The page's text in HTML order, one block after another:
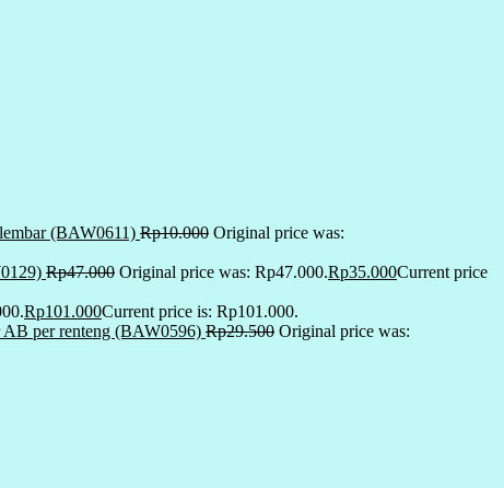
(BAW0611) Rp10.000 Original price was:
Rp47.000 Original price was: Rp47.000.Rp35.000Current price
Rp101.000Current price is: Rp101.000.
per renteng (BAW0596) Rp29.500 Original price was: